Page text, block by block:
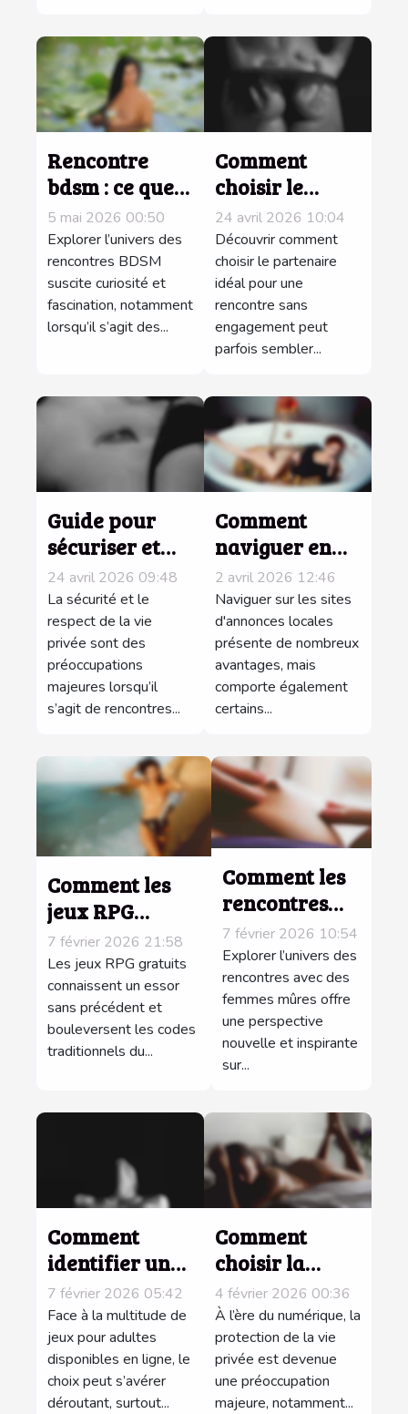
Rencontre
bdsm : ce que
révèlent les
échanges
avant le
premier
rendez-vous
5 mai 2026 00:50
Explorer l’univers des
rencontres BDSM
suscite curiosité et
fascination, notamment
lorsqu’il s’agit des...
Comment
choisir le
partenaire
idéal pour une
rencontre sans
engagement ?
24 avril 2026 10:04
Découvrir comment
choisir le partenaire
idéal pour une
rencontre sans
engagement peut
parfois sembler...
Guide pour
sécuriser et
respecter la
vie privée lors
de rencontres
en ligne
24 avril 2026 09:48
La sécurité et le
respect de la vie
privée sont des
préoccupations
majeures lorsqu’il
s’agit de rencontres...
Comment
naviguer en
sécurité sur les
sites
d'annonces
locales ?
2 avril 2026 12:46
Naviguer sur les sites
d'annonces locales
présente de nombreux
avantages, mais
comporte également
certains...
Comment les
jeux RPG
gratuits
révolutionnent-
ils le
divertissement
pour adultes ?
7 février 2026 21:58
Les jeux RPG gratuits
connaissent un essor
sans précédent et
bouleversent les codes
traditionnels du...
Comment les
rencontres
avec des
femmes
mûres
enrichissent-
elles les
expériences
7 février 2026 10:54
Explorer l’univers des
rencontres avec des
femmes mûres offre
une perspective
nouvelle et inspirante
sur...
Comment
identifier un
jeu porno de
qualité
supérieure
sans
inscription ?
7 février 2026 05:42
Face à la multitude de
jeux pour adultes
disponibles en ligne, le
choix peut s’avérer
déroutant, surtout...
Comment
choisir la
meilleure
application
pour échanger
des photos
intimes en
4 février 2026 00:36
À l’ère du numérique, la
protection de la vie
privée est devenue
une préoccupation
majeure, notamment...